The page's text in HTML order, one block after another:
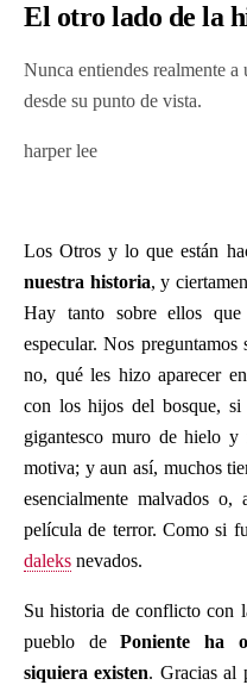
El otro lado de la
Nunca entiendes realmente a
desde su punto de vista.
harper lee
Los Otros y lo que están
nuestra historia, y
Hay tanto sobre ellos
especular. Nos
no, qué les hizo aparecer
con los hijos del bosque,
gigantesco muro de hielo y
motiva; y aun así, muchos
esencialmente malvados o,
película de terror. Como si
daleks nevados.
Su historia de conflicto con
pueblo dePoniente ha
siquiera existen. Gracias al